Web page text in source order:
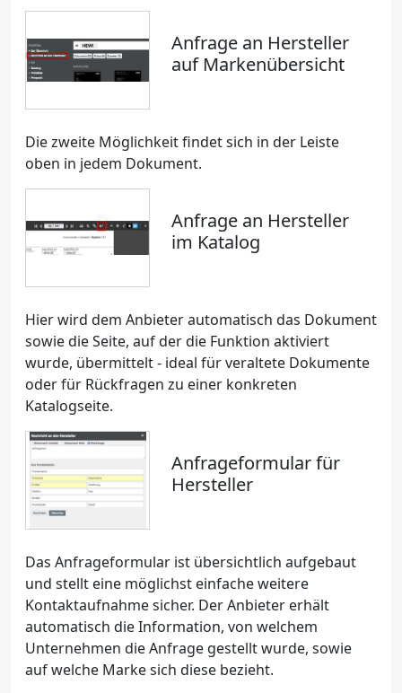
Anfrage an Hersteller
auf Markenübersicht
Die zweite Möglichkeit findet sich in der Leiste
oben in jedem Dokument.
Anfrage an Hersteller
im Katalog
Hier wird dem Anbieter automatisch das Dokument
sowie die Seite, auf der die Funktion aktiviert
wurde, übermittelt - ideal für veraltete Dokumente
oder für Rückfragen zu einer konkreten
Katalogseite.
Anfrageformular für
Hersteller
Das Anfrageformular ist übersichtlich aufgebaut
und stellt eine möglichst einfache weitere
Kontaktaufnahme sicher. Der Anbieter erhält
automatisch die Information, von welchem
Unternehmen die Anfrage gestellt wurde, sowie
auf welche Marke sich diese bezieht.